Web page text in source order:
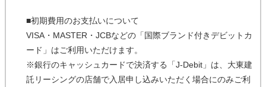
■初期費用のお支払いについて
VISA・MASTER・JCBなどの「国際ブランド付きデビットカ
ード」はご利用いただけます。
※銀行のキャッシュカードで決済する「J-Debit」は、大東建
託リーシングの店舗で入居申し込みいただく場合にのみご利